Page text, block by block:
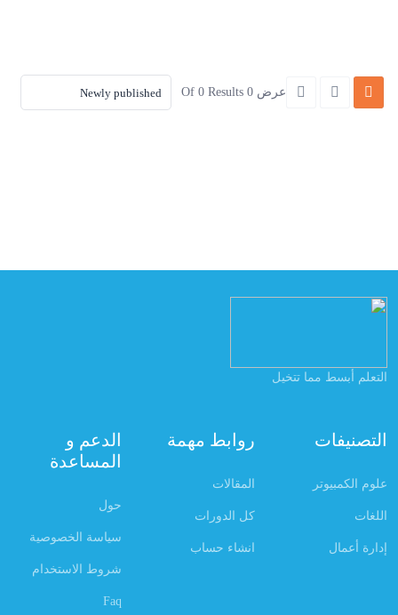
عرض 0 Of 0 Results
التعلم أبسط مما تتخيل
التصنيفات
علوم الكمبيوتر
اللغات
إدارة أعمال
روابط مهمة
المقالات
كل الدورات
انشاء حساب
الدعم و
المساعدة
حول
سياسة الخصوصية
شروط الاستخدام
Faq